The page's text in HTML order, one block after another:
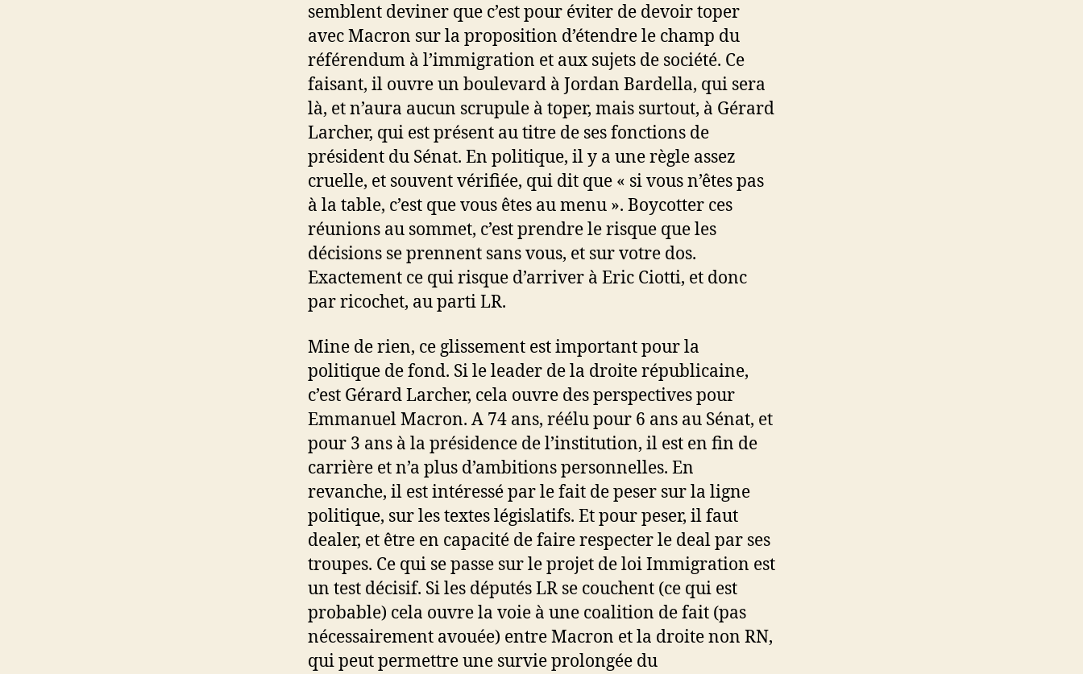
semblent deviner que c’est pour éviter de devoir toper
avec Macron sur la proposition d’étendre le champ du
référendum à l’immigration et aux sujets de société. Ce
faisant, il ouvre un boulevard à Jordan Bardella, qui sera
là, et n’aura aucun scrupule à toper, mais surtout, à Gérard
Larcher, qui est présent au titre de ses fonctions de
président du Sénat. En politique, il y a une règle assez
cruelle, et souvent vérifiée, qui dit que « si vous n’êtes pas
à la table, c’est que vous êtes au menu ». Boycotter ces
réunions au sommet, c’est prendre le risque que les
décisions se prennent sans vous, et sur votre dos.
Exactement ce qui risque d’arriver à Eric Ciotti, et donc
par ricochet, au parti LR.
Mine de rien, ce glissement est important pour la
politique de fond. Si le leader de la droite républicaine,
c’est Gérard Larcher, cela ouvre des perspectives pour
Emmanuel Macron. A 74 ans, réélu pour 6 ans au Sénat, et
pour 3 ans à la présidence de l’institution, il est en fin de
carrière et n’a plus d’ambitions personnelles. En
revanche, il est intéressé par le fait de peser sur la ligne
politique, sur les textes législatifs. Et pour peser, il faut
dealer, et être en capacité de faire respecter le deal par ses
troupes. Ce qui se passe sur le projet de loi Immigration est
un test décisif. Si les députés LR se couchent (ce qui est
probable) cela ouvre la voie à une coalition de fait (pas
nécessairement avouée) entre Macron et la droite non RN,
qui peut permettre une survie prolongée du